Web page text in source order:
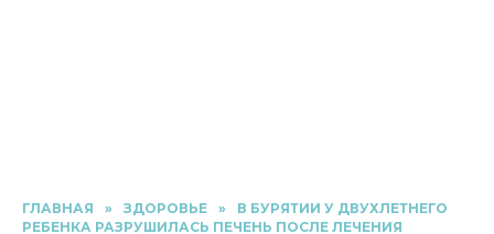
ГЛАВНАЯ » ЗДОРОВЬЕ »
В БУРЯТИИ У ДВУХЛЕТНЕГО
РЕБЕНКА РАЗРУШИЛАСЬ ПЕЧЕНЬ ПОСЛЕ ЛЕЧЕНИЯ